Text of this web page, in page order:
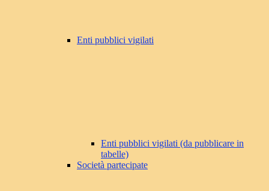
Enti pubblici vigilati
Enti pubblici vigilati (da pubblicare in
tabelle)
Società partecipate